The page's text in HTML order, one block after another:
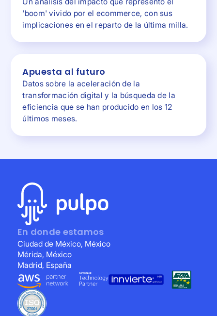
'boom' vivido por el ecommerce, con sus
implicaciones en el reparto de la última milla.
Apuesta al futuro
Datos sobre la aceleración de la
transformación digital y la búsqueda de la
eficiencia que se han producido en los 12
últimos meses.
En donde estamos
Ciudad de México, México
Mérida, México
Madrid, España